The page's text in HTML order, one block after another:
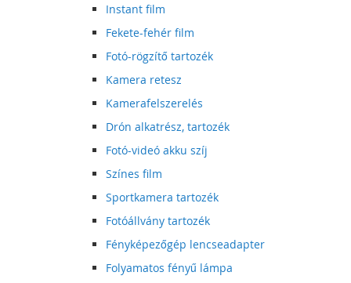
Instant film
Fekete-fehér film
Fotó-rögzítő tartozék
Kamera retesz
Kamerafelszerelés
Drón alkatrész, tartozék
Fotó-videó akku szíj
Színes film
Sportkamera tartozék
Fotóállvány tartozék
Fényképezőgép lencseadapter
Folyamatos fényű lámpa